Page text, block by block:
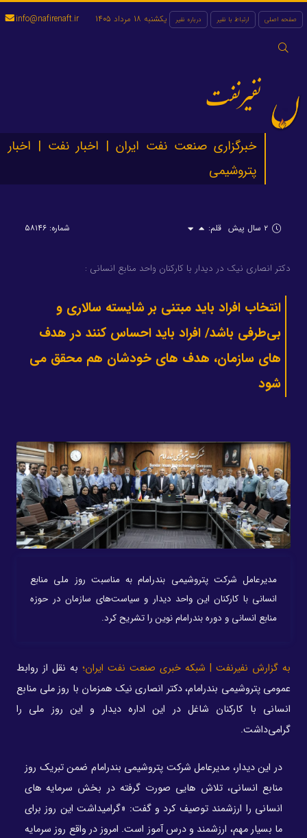
صفحه اصلی ارتباط با نفیر درباره نفیر
جستجو
یکشنبه 18 مرداد 1405 info@nafirenaft.ir
نفیرنفت
خبرگزاری صنعت نفت ایران | اخبار نفت | اخبار
پتروشیمی
۲ سال پیش قلم: شماره: ۵۸۱۴۶
دکتر انصاری نیک در دیدار با کارکنان واحد منابع انسانی :
انتخاب افراد باید مبتنی بر شایسته سالاری و
بی‌طرفی باشد/ افراد باید احساس کنند در هدف
های سازمان، هدف های خودشان هم محقق می
شود
مدیرعامل شرکت پتروشیمی بندرامام به مناسبت روز ملی منابع
انسانی با کارکنان این واحد دیدار و سیاست‌های سازمان در حوزه
منابع انسانی و دوره بندرامام نوین را تشریح کرد.
به گزارش نفیرنفت | شبکه خبری صنعت نفت ایران؛ به نقل از روابط
عمومی پتروشیمی بندرامام، دکتر انصاری نیک همزمان با روز ملی منابع
انسانی با کارکنان شاغل در این اداره دیدار و این روز ملی را
گرامی‌داشت.
در این دیدار، مدیرعامل شرکت پتروشیمی بندرامام ضمن تبریک روز
منابع انسانی، تلاش هایی صورت گرفته در بخش سرمایه های
انسانی را ارزشمند توصیف کرد و گفت: «گرامیداشت این روز برای
ما بسیار مهم، ارزشمند و درس آموز است. امروز در واقع روز سرمایه